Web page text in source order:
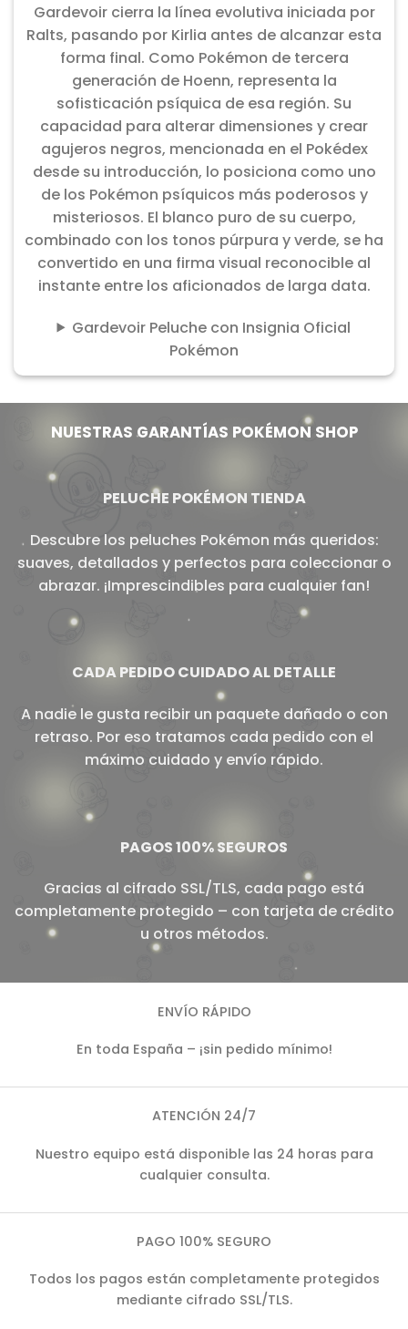
Gardevoir cierra la línea evolutiva iniciada por
Ralts, pasando por Kirlia antes de alcanzar esta
forma final. Como Pokémon de tercera
generación de Hoenn, representa la
sofisticación psíquica de esa región. Su
capacidad para alterar dimensiones y crear
agujeros negros, mencionada en el Pokédex
desde su introducción, lo posiciona como uno
de los Pokémon psíquicos más poderosos y
misteriosos. El blanco puro de su cuerpo,
combinado con los tonos púrpura y verde, se ha
convertido en una firma visual reconocible al
instante entre los aficionados de larga data.
Gardevoir Peluche con Insignia Oficial
Pokémon
NUESTRAS GARANTÍAS POKÉMON SHOP
PELUCHE POKÉMON TIENDA
Descubre los peluches Pokémon más queridos:
suaves, detallados y perfectos para coleccionar o
abrazar. ¡Imprescindibles para cualquier fan!
CADA PEDIDO CUIDADO AL DETALLE
A nadie le gusta recibir un paquete dañado o con
retraso. Por eso tratamos cada pedido con el
máximo cuidado y envío rápido.
PAGOS 100% SEGUROS
Gracias al cifrado SSL/TLS, cada pago está
completamente protegido – con tarjeta de crédito
u otros métodos.
ENVÍO RÁPIDO
En toda España – ¡sin pedido mínimo!
ATENCIÓN 24/7
Nuestro equipo está disponible las 24 horas para
cualquier consulta.
PAGO 100% SEGURO
Todos los pagos están completamente protegidos
mediante cifrado SSL/TLS.